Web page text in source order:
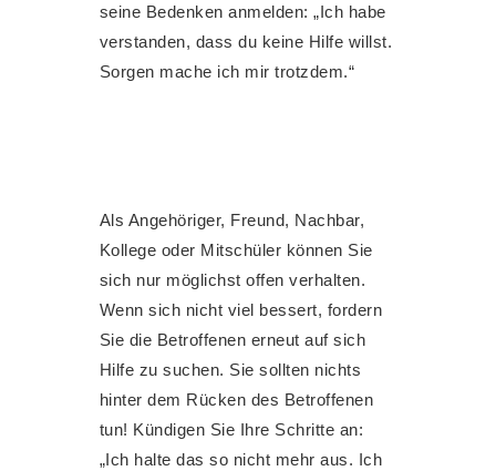
seine Bedenken anmelden: „Ich habe
verstanden, dass du keine Hilfe willst.
Sorgen mache ich mir trotzdem.“
Als Angehöriger, Freund, Nachbar,
Kollege oder Mitschüler können Sie
sich nur möglichst offen verhalten.
Wenn sich nicht viel bessert, fordern
Sie die Betroffenen erneut auf sich
Hilfe zu suchen. Sie sollten nichts
hinter dem Rücken des Betroffenen
tun! Kündigen Sie Ihre Schritte an:
„Ich halte das so nicht mehr aus. Ich